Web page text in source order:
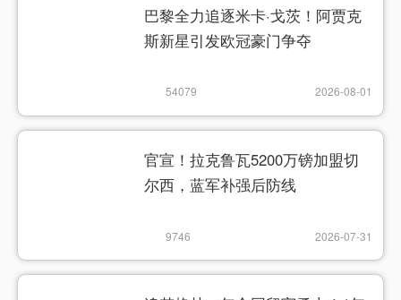
巴黎全力追逐米卡·戈茨！阿贾克
斯新星引发欧冠豪门争夺
54079 2026-08-01
官宣！拉克鲁瓦5200万镑加盟切
尔西，蓝军补强后防线
9746 2026-07-31